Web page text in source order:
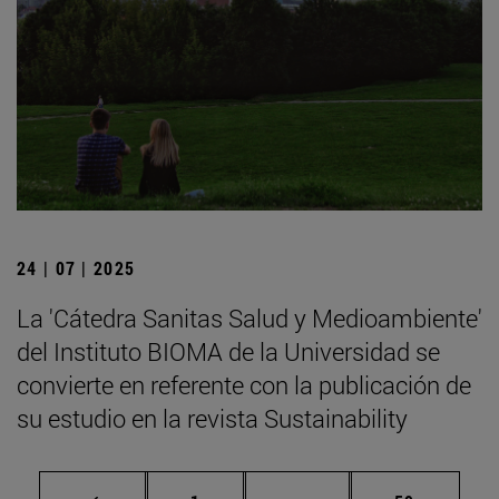
24 | 07 | 2025
La 'Cátedra Sanitas Salud y Medioambiente'
del Instituto BIOMA de la Universidad se
convierte en referente con la publicación de
su estudio en la revista Sustainability